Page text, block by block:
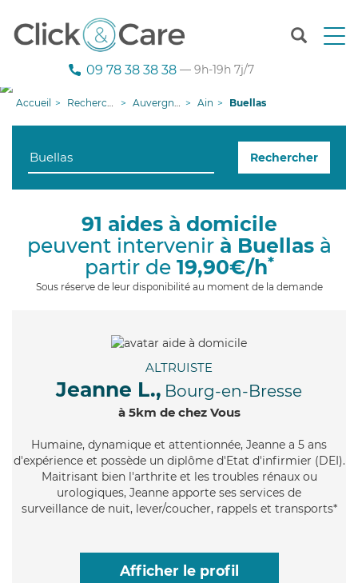
T
n
g
09 78 38 38 38 — 9h-19h 7j/7
Accueil Recherche aide à domicile Auvergne-Rhône-Alpes Ain Buellas
Rechercher
91 aides à domicile
peuvent intervenir à Buellasà
partir de 19,90€/h*
Sous réserve de leur disponibilité au moment de la demande
ALTRUISTE
Jeanne L., Bourg-en-Bresse
à 5km de chez Vous
Humaine, dynamique et attentionnée, Jeanne a 5 ans
d'expérience et possède un diplôme d'Etat d'infirmier (DEI).
Maitrisant bien l'arthrite et les troubles rénaux ou
urologiques, Jeanne apporte ses services de
surveillance de nuit, lever/coucher, rappels et transports*
Afficher le profil